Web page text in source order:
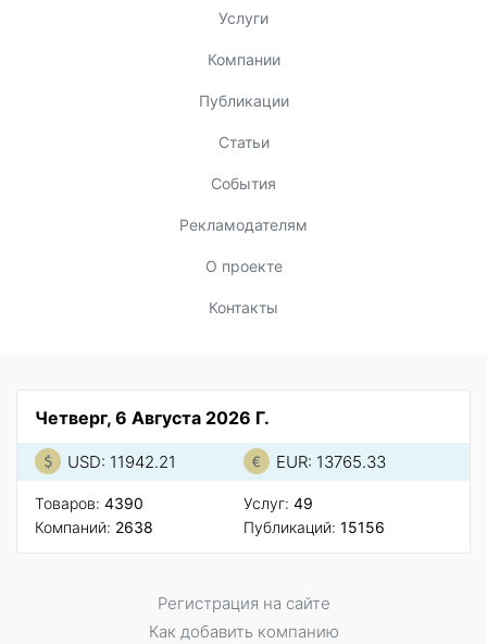
Услуги
Компании
Публикации
Статьи
События
Рекламодателям
О проекте
Контакты
Четверг, 6 Августа 2026 Г.
USD: 11942.21 EUR: 13765.33
Товаров: 4390
Компаний: 2638
Услуг: 49
Публикаций: 15156
Регистрация на сайте
Как добавить компанию